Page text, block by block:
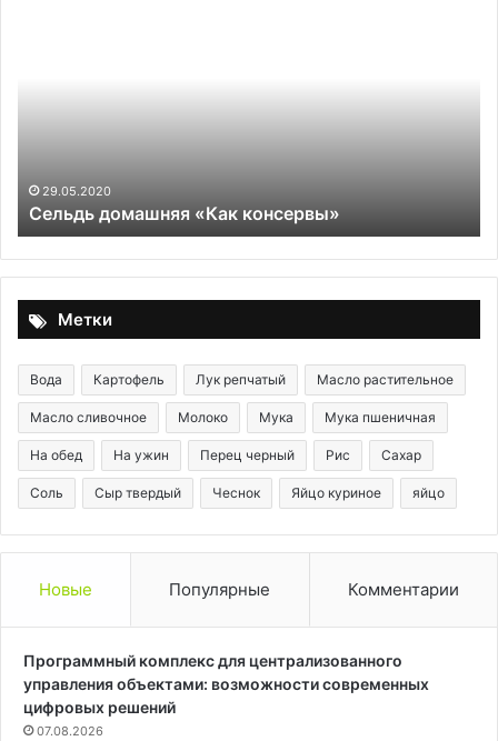
29.05.2020
Сельдь домашняя «Как консервы»
Метки
Вода Картофель Лук репчатый Масло растительное
Масло сливочное Молоко Мука Мука пшеничная
На обед На ужин Перец черный Рис Сахар
Соль Сыр твердый Чеснок Яйцо куриное яйцо
Новые Популярные Комментарии
Программный комплекс для централизованного
управления объектами: возможности современных
цифровых решений
07.08.2026